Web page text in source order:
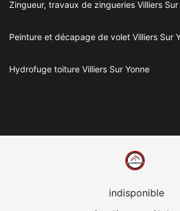
Zingueur, travaux de zingueries Villiers
Peinture et décapage de volet Villiers Sur
Hydrofuge toiture Villiers Sur Yonne
indisponible